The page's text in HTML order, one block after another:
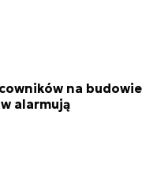
na budowie
alarmują